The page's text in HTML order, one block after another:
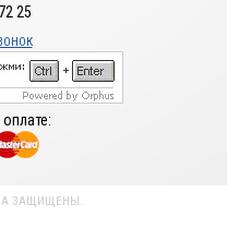
25
ЗАЩИЩЕНЫ.